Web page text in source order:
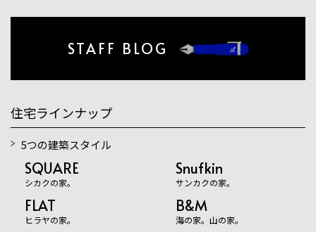
STAFF BLOG
住宅ラインナップ
5つの建築スタイル
SQUARE
シカクの家。
Snufkin
サンカクの家。
FLAT
ヒラヤの家。
B&M
海の家。山の家。